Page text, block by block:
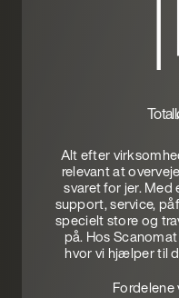
Alt efter
relevant at
svaret for jer.
support, service,
specielt store og
på. Hos
hvor vi hjælper til